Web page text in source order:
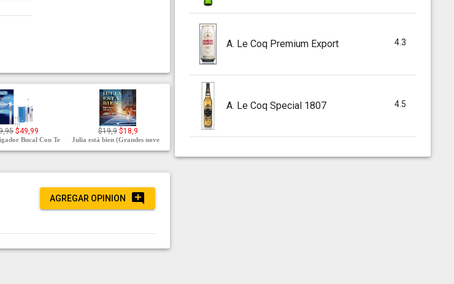
$49,99
Bucal Con Te
$19,9 $18,9
Julia está bien (Grandes nove
AGREGAR OPINION
A. Le Coq Premium Export 4.3
A. Le Coq Special 1807 4.5